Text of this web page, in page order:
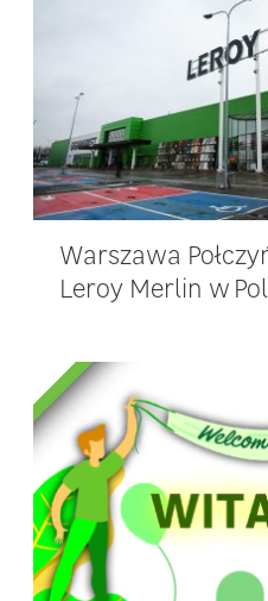
Warszawa
Leroy Merlin w